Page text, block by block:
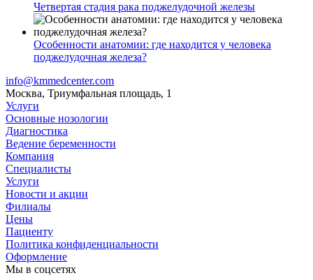
Четвертая стадия рака поджелудочной железы
Особенности анатомии: где находится у человека
поджелудочная железа?
info@kmmedcenter.com
Москва, Триумфальная площадь, 1
Услуги
Основные нозологии
Диагностика
Ведение беременности
Компания
Специалисты
Услуги
Новости и акции
Филиалы
Цены
Пациенту
Политика конфиденциальности
Оформление
Мы в соцсетях